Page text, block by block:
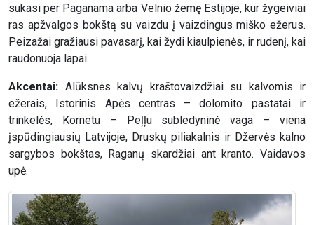
sukasi per Paganama arba Velnio žemę Estijoje, kur žygeiviai
ras apžvalgos bokštą su vaizdu į vaizdingus miško ežerus.
Peizažai gražiausi pavasarį, kai žydi kiaulpienės, ir rudenį, kai
raudonuoja lapai.
Akcentai: Alūksnės kalvų kraštovaizdžiai su kalvomis ir
ežerais, Istorinis Apės centras – dolomito pastatai ir
trinkelės, Kornetu – Peļļu subledyninė vaga – viena
įspūdingiausių Latvijoje, Druskų piliakalnis ir Džervės kalno
sargybos bokštas, Raganų skardžiai ant kranto. Vaidavos
upė.